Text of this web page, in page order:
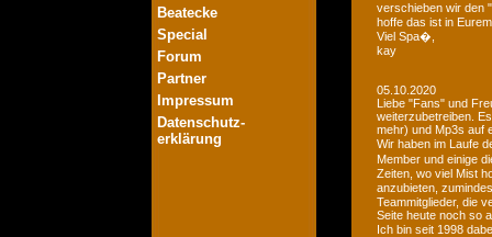
Beatecke
Special
Forum
Partner
Impressum
Datenschutz-
erklärung
verschieben wir den
hoffe das ist in
Viel Spa�,
kay
05.10.2020
Liebe "Fans" und
weiterzubetreiben.
mehr) und Mp3s auf
Wir haben im Laufe
Member und einige
Zeiten, wo viel Mist
anzubieten,
Teammitglieder, die
Seite heute noch so
Ich bin seit 1998